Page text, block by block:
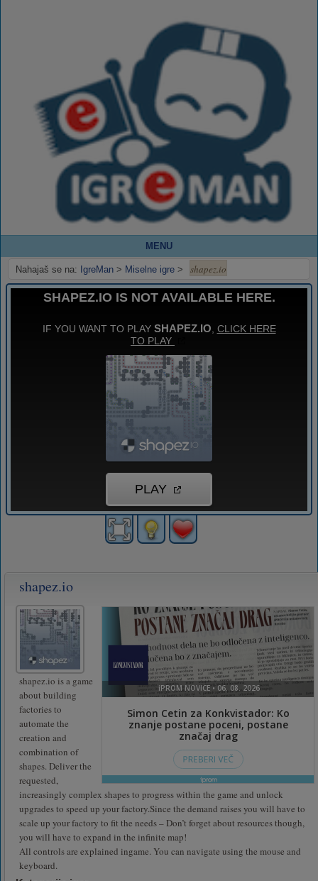
MENU
Nahajaš se na: IgreMan > Miselne igre > shapez.io
shapez.io
shapez.io is a game
about building
factories to
automate the
creation and
combination of
shapes. Deliver the
requested,
increasingly complex shapes to progress within the game and unlock
upgrades to speed up your factory.Since the demand raises you will have to
scale up your factory to fit the needs – Don’t forget about resources though,
you will have to expand in the infinite map!
All controls are explained ingame. You can navigate using the mouse and
keyboard.